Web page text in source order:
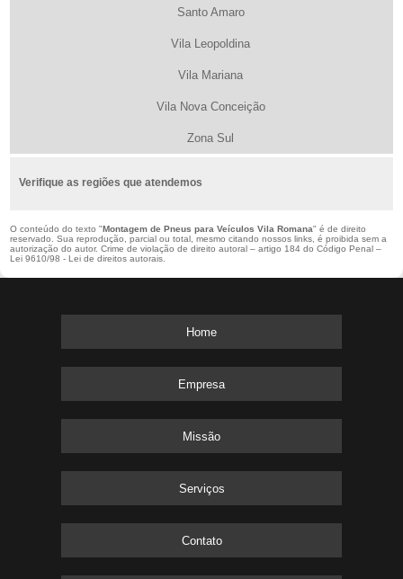
Santo Amaro
Vila Leopoldina
Vila Mariana
Vila Nova Conceição
Zona Sul
Verifique as regiões que atendemos
O conteúdo do texto "Montagem de Pneus para Veículos Vila Romana" é de direito
reservado. Sua reprodução, parcial ou total, mesmo citando nossos links, é proibida sem a
autorização do autor. Crime de violação de direito autoral – artigo 184 do Código Penal –
Lei 9610/98 - Lei de direitos autorais
Home
Empresa
Missão
Serviços
Contato